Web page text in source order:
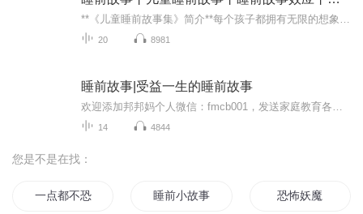
20 8981
睡前故事|受益一生的睡前故事
14 4844
您是不是在找：
一点都不恐怖的故事 睡前小故事 恐怖妖魔